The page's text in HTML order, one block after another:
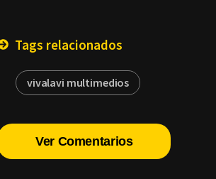
Tags relacionados
vivalavi multimedios
Ver Comentarios